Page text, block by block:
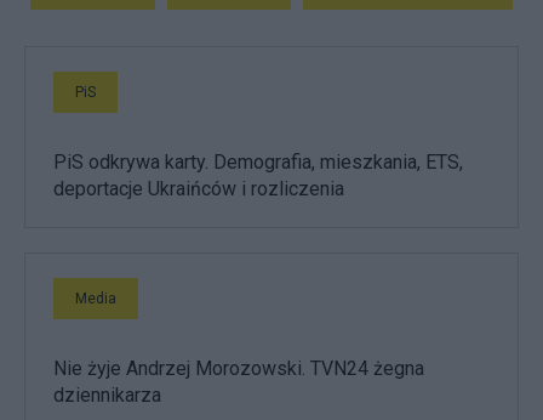
PiS
PiS odkrywa karty. Demografia, mieszkania, ETS,
deportacje Ukraińców i rozliczenia
Media
Nie żyje Andrzej Morozowski. TVN24 żegna
dziennikarza